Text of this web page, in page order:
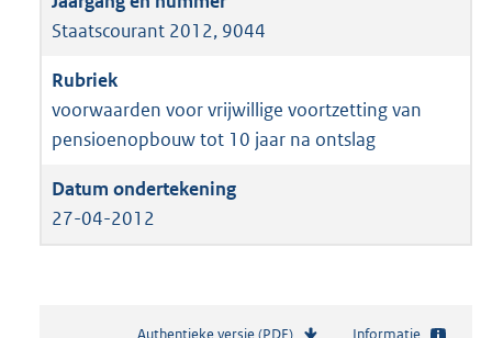
Staatscourant 2012, 9044
voorwaarden voor vrijwillige voortzetting van
pensioenopbouw tot 10 jaar na ontslag
27-04-2012
Authentieke versie (PDF)b
Informatie